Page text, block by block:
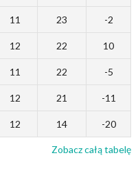
11 23 -2
12 22 10
11 22 -5
12 21 -11
12 14 -20
Zobacz całą tabelę